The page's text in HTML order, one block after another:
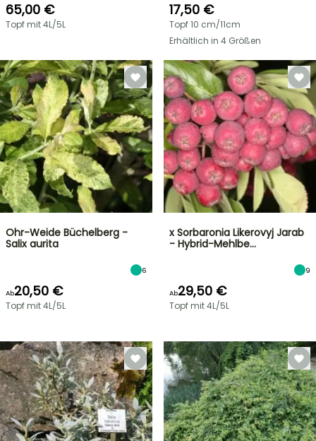
65,00 €
Topf mit 4L/5L
17,50 €
Topf 10 cm/11cm
Erhältlich in 4 Größen
Ohr-Weide Büchelberg -
Salix aurita
6
Ab20,50 €
Topf mit 4L/5L
x Sorbaronia Likerovyj Jarab
- Hybrid-Mehlbe…
9
Ab29,50 €
Topf mit 4L/5L